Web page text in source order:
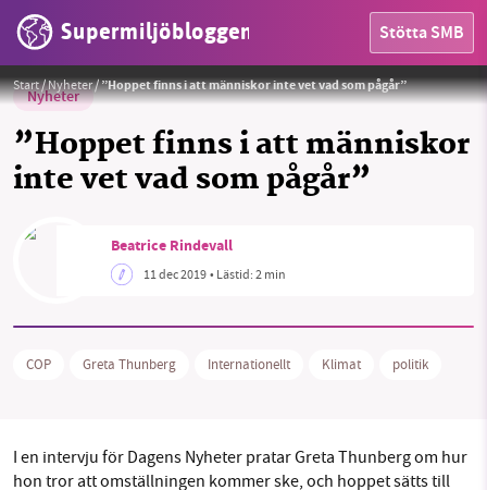
Supermiljöbloggen Stötta SMB
OMRÅDEN
OM OSS
Start/Nyheter/”Hoppet finns i att människor inte vet vad som pågår”
Nyheter
”Hoppet finns i att människor
inte vet vad som pågår”
Foto:Anders Hellberg
Beatrice Rindevall
11 dec 2019• Lästid:2 min
COP Greta Thunberg Internationellt Klimat politik
I en intervju för Dagens Nyheter pratar Greta Thunberg om hur
hon tror att omställningen kommer ske, och hoppet sätts till